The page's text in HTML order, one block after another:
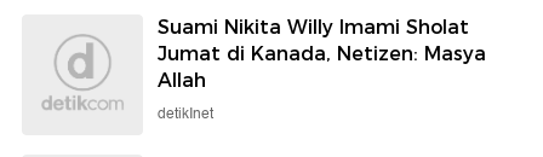
Suami Nikita Willy Imami Sholat
Jumat di Kanada, Netizen: Masya
Allah
detikInet